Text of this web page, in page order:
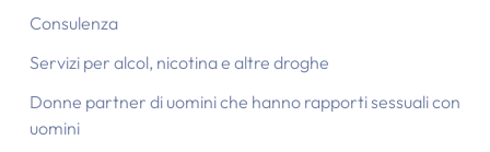
Consulenza
Servizi per alcol, nicotina e altre droghe
Donne partner di uomini che hanno rapporti sessuali con
uomini